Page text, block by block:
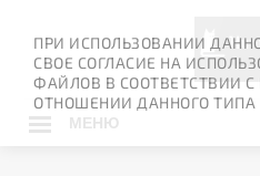
МЕНЮ
ПРИ ИСПОЛЬЗОВАНИИ
СВОЕ СОГЛАСИЕ НА
ФАЙЛОВ В СООТВЕТСТВИИ
ОТНОШЕНИИ ДАННОГО